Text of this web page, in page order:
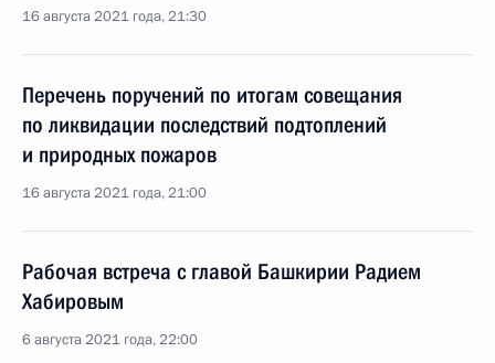
16 августа 2021 года, 21:30
Перечень поручений по итогам совещания
по ликвидации последствий подтоплений
и природных пожаров
16 августа 2021 года, 21:00
Рабочая встреча с главой Башкирии Радием
Хабировым
6 августа 2021 года, 22:00